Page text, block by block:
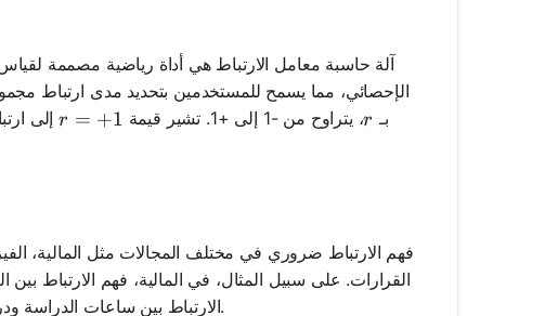
آلة حاسبة معامل الارتباط هي أداة رياضية مصممة
الإحصائي، مما يسمح للمستخدمين بتحديد مدى ارتباط
بـ r
r، يتراوح من -1 إلى +1. تشير قيمة r = +1
r = +1 إلى
فهم الارتباط ضروري في مختلف المجالات مثل المالية،
القرارات. على سبيل المثال، في المالية، فهم الارتباط
الارتباط بين ساعات الدراسة ودرجات الاختبار يمكن أن يساعد في تطوير استراتيجيات الدراسة الفعالة.